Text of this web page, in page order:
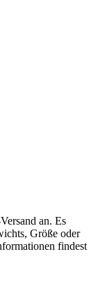
an. Es
Größe oder
findest